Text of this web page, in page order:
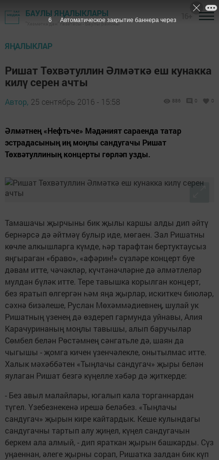
БАУЛЫ ЯҢАЛЫКЛАРЫ
"Хезмәткә дан" газетасы - Баулы районы
ЯҢАЛЫКЛАР
Ришат Төхвәтуллин Әлмәткә еш кунакка
килү серен ачты
Автор, 25 сентябрь 2016 - 15:58 886 0 0
Әлмәтнең «Нефтьче» Мәдәният сараенда татар
эстрадасының иң моңлы сандугачы Ришат
Төхвәтуллиның концерты гөрләп узды.
Тамашачы җырчыны бик җылы каршы алды дип әйтү
бернәрсә дә әйтмәү булыр иде, мөгаен. Зал Ришатны
көчле алкышларга күмде, һәр тарафтан бертуктаусыз
яңгыраган «браво», «афәрин!» сүзләре концерт буе
дәвам итте, чәчәкләр, күчтәнәчләрне дә әлмәтлеләр
мулдан бүләк итте. Тере тавышка корылган концерт,
без яратып өлгергән һәм яңа җырлар, искиткеч биюләр,
сәхнә бизәлеше, Руслан Мөхәммәдиевнең, шулай ук
Ришатның үзенең дә өздереп гармунда уйнавы, Алия
Карачуринаның моңлы тавышы, алып баручылар
Сөмбел белән Рөстәмнең сәнгатьле дә, шаян да
чыгышы - җомга кичен үзенчәлекле, онытылмас итте.
Халык мәхәббәтен «Тыңлачы сандугач» җыры белән
яулаган Ришат безгә күңелле хәбәр дә җиткерде:
- Без авыл малайлары, югалып кала торганнардан
түгел. Үзебезнекенә ирешә беләбез. «Тыңлачы
сандугач» җырын кире кайтардык. Кеше кулындагы
сандугачны тартып алу җиңел, күңел сандугачын
беркем ала алмый, - дип яраткан җырын башкарды. Сүз
уңаеннан, әлеге җырны сорап, Ришатка залдан бик күп
5 Автоматическое закрытие баннера через